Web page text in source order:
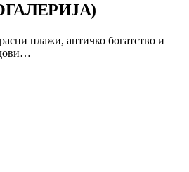
плажи, античко богатство и